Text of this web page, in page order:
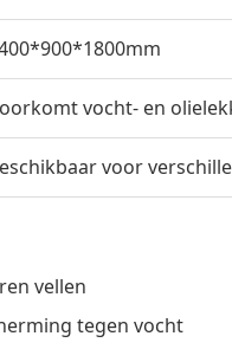
vocht- en
voor
vellen
tegen vocht